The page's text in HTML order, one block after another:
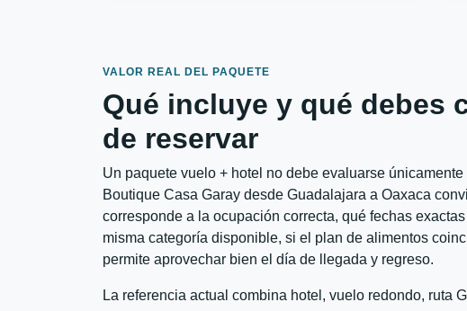
VALOR REAL DEL PAQUETE
Qué incluye y qué debes
de reservar
Un paquete vuelo + hotel no debe evaluarse
Boutique Casa Garay desde Guadalajara a Oaxaca
corresponde a la ocupación correcta, qué fechas
misma categoría disponible, si el plan de alimentos
permite aprovechar bien el día de llegada y regreso.
La referencia actual combina hotel, vuelo redondo, ruta